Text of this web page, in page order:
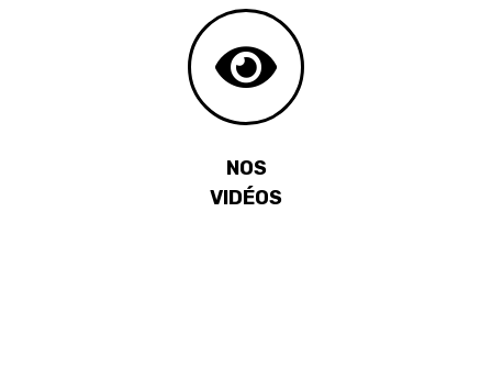
NOS
VIDÉOS